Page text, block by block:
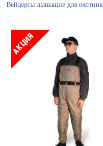
Вейдерсы дышащие для